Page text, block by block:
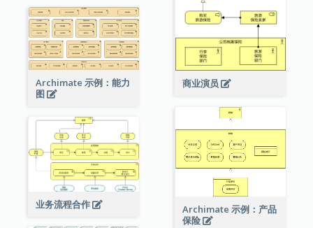
商业演员
Archimate 示例：能力
图
Archimate 示例：产品
保险
业务流程合作